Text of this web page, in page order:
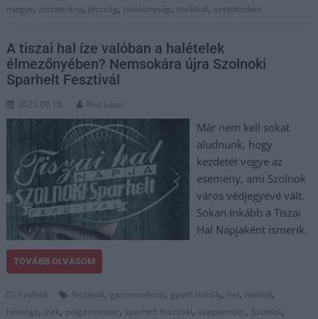
megye, Jászberény, Jászság, jotékonyság, rockbuli, szeptember
A tiszai hal íze valóban a halételek
élmezőnyében? Nemsokára újra Szolnoki
Sparhelt Fesztivál
2025.09.18. Kiss Lajos
Már nem kell sokat
aludnunk, hogy
kezdetét vegye az
esemény, ami Szolnok
város védjegyévé vált.
Sokan inkább a Tiszai
Hal Napjaként ismerik.
TOVÁBB OLVASOM
Szolnok fesztivál, gasztronómia, györfi mihály, hal, halétel,
hétvége, ízek, polgármester, sparhelt fesztivál, szeptember, Szolnok,